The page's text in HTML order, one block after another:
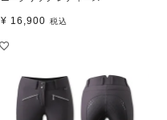
¥ 16,900 税込